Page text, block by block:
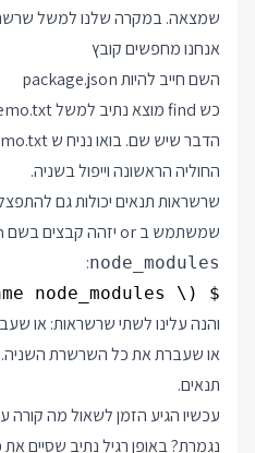
שמצאה. במקרה שלנו למשל
אנחנו מחפשים קובץ
השם חייב להיות package.json
החוליה הראשונה וייפול בשניה.
שמשתמש ב or יזהה קבצים בשם package.json או תיקיות בשם
node_modules
:
$ find . \( -type f -name package.json \) -or \( -type d -name node_modules \)
והנה עלינו לשתי שרשראות: או
או שעברת את כל השרשרת
תנאים.
עכשיו הגיע הזמן לשאול מה
נגמרת? באופן רגיל נתיב שסיים